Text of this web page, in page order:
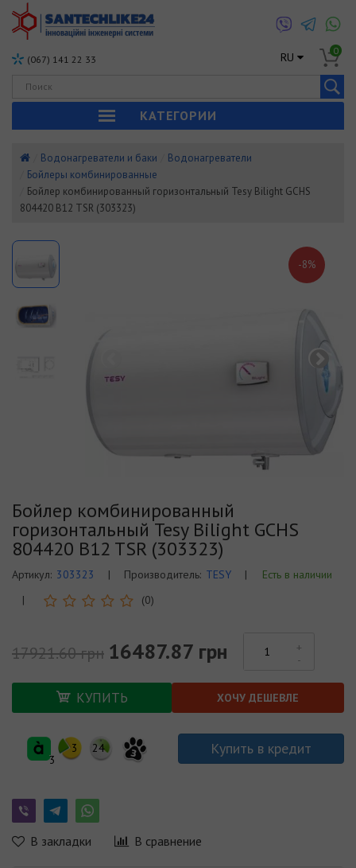
(067) 141 22 33 RU 0
КАТЕГОРИИ
Водонагреватели и баки
Водонагреватели
Бойлеры комбинированные
Бойлер комбинированный горизонтальный Tesy Bilight GCHS
804420 B12 TSR (303323)
-8%
Бойлер комбинированный
горизонтальный Tesy Bilight GCHS
804420 B12 TSR (303323)
Артикул: 303323 | Производитель: TESY |
Есть в наличии
|
(0)
17921.60 грн 16487.87 грн
КУПИТЬ ХОЧУ ДЕШЕВЛЕ
3
3 24 3 Купить в кредит
В закладки В сравнение